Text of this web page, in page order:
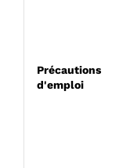
Précautions
d'emploi